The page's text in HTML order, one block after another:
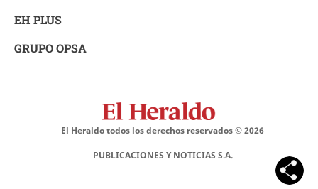
EH PLUS
GRUPO OPSA
El Heraldo todos los derechos reservados ©2026
PUBLICACIONES Y NOTICIAS S.A.